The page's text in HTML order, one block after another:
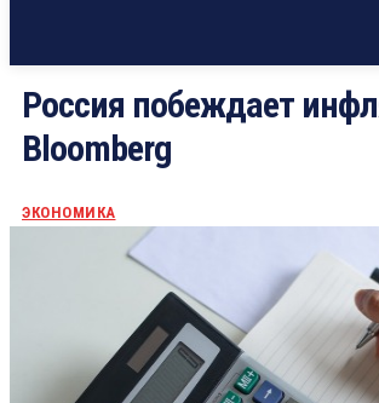
Россия побеждает
Bloomberg
ЭКОНОМИКА